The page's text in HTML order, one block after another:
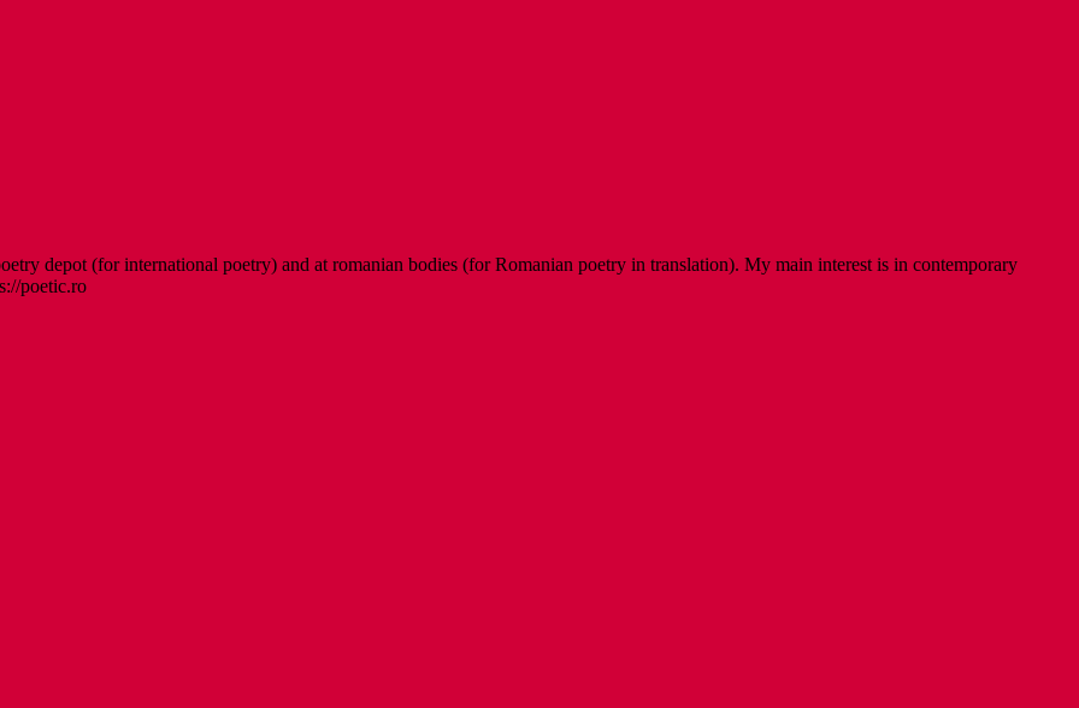
depot (for international poetry) and at romanian bodies (for Romanian poetry in translation). My main interest is in contemporary
poetic.ro